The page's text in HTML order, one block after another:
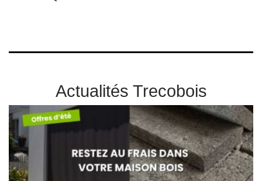
Actualités Trecobois